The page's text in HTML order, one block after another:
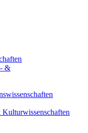
&
Kulturwissenschaften